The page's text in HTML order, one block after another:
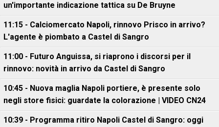
un'importante indicazione tattica su De Bruyne
11:15 - Calciomercato Napoli, rinnovo Prisco in arrivo?
L'agente è piombato a Castel di Sangro
11:00 - Futuro Anguissa, si riaprono i discorsi per il
rinnovo: novità in arrivo da Castel di Sangro
10:45 - Nuova maglia Napoli portiere, è presente solo
negli store fisici: guardate la colorazione | VIDEO CN24
10:39 - Programma ritiro Napoli Castel di Sangro: oggi